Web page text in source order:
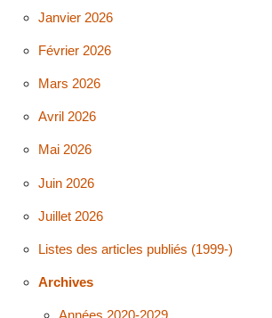
Janvier 2026
Février 2026
Mars 2026
Avril 2026
Mai 2026
Juin 2026
Juillet 2026
Listes des articles publiés (1999-)
Archives